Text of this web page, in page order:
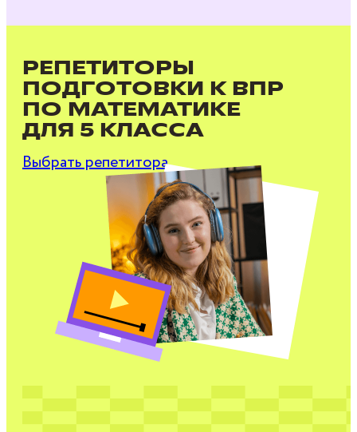
РЕПЕТИТОРЫ
ПОДГОТОВКИ К ВПР
ПО МАТЕМАТИКЕ
ДЛЯ 5 КЛАССА
Выбрать репетитора